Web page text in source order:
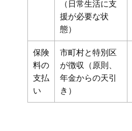
（日常生活に支
援が必要な状
態）
保険
料の
支払
い
市町村と特別区
が徴収（原則、
年金からの天引
き）